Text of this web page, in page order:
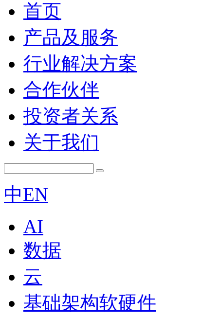
首页
产品及服务
行业解决方案
合作伙伴
投资者关系
关于我们
中EN
AI
数据
云
基础架构软硬件